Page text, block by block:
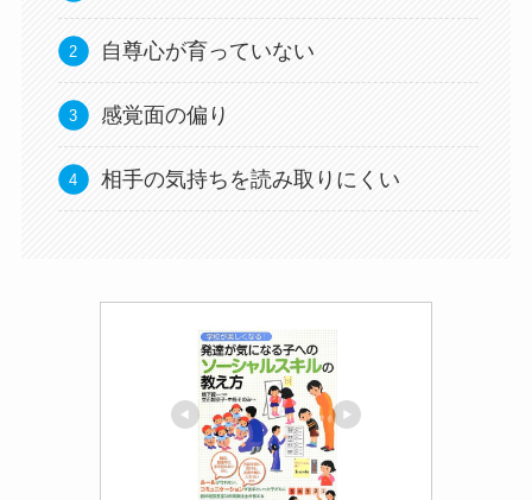
自尊心が育っていない
感覚面の偏り
相手の気持ちを読み取りにくい